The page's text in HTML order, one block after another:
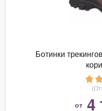
Ботинки
от 4